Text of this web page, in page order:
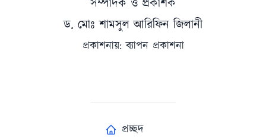
সম্পাদক ও প্রকাশক
ড. মোঃ শামসুল আরিফিন জিলানী
প্রকাশনায়: ব্যাপন প্রকাশনা
প্রচ্ছদ